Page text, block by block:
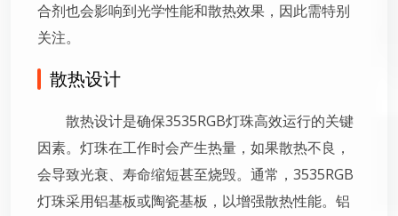
合剂也会影响到光学性能和散热效果，因此需特别
关注。
散热设计
散热设计是确保3535RGB灯珠高效运行的关键
因素。灯珠在工作时会产生热量，如果散热不良，
会导致光衰、寿命缩短甚至烧毁。通常，3535RGB
灯珠采用铝基板或陶瓷基板，以增强散热性能。铝